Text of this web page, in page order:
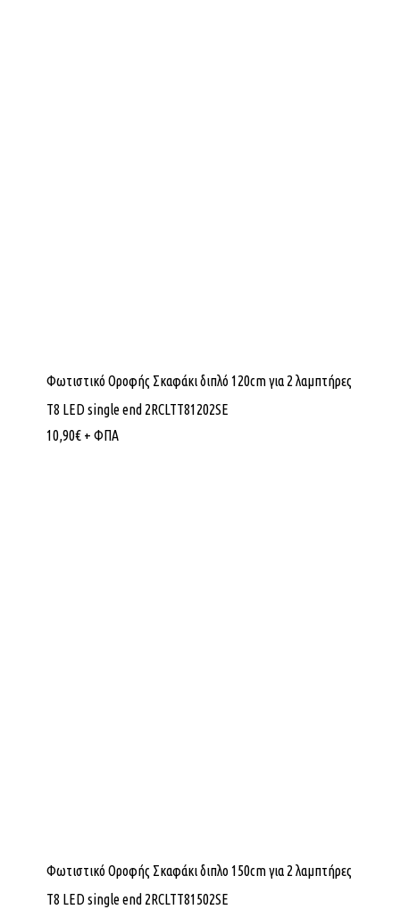
Φωτιστικό Οροφής Σκαφάκι διπλό 120cm για 2 λαμπτήρες
T8 LED single end 2RCLTT81202SE
10,90€ + ΦΠΑ
Φωτιστικό Οροφής Σκαφάκι διπλο 150cm για 2 λαμπτήρες
T8 LED single end 2RCLTT81502SE